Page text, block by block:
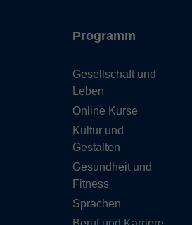
Programm
Gesellschaft und
Leben
Online Kurse
Kultur und
Gestalten
Gesundheit und
Fitness
Sprachen